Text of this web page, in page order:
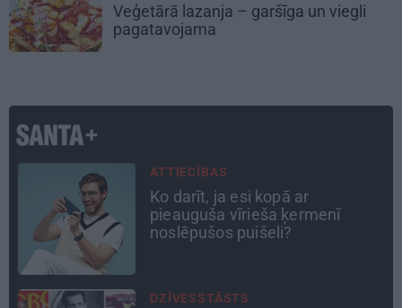
Veģetārā lazanja – garšīga un viegli
pagatavojama
PERSONĪBAS
Astrologs Andris Račs par tēva
lomu 63 gados: Vēl viena
bērniņa piedzimšanu nodefinēju
CEĻOJUMA PLĀNS